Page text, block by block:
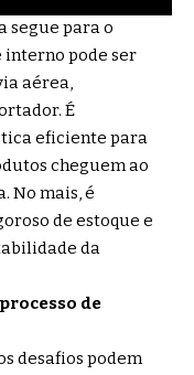
segue para o
interno pode ser
aérea,
É
eficiente para
cheguem ao
No mais, é
de estoque e
da
de
desafios podem